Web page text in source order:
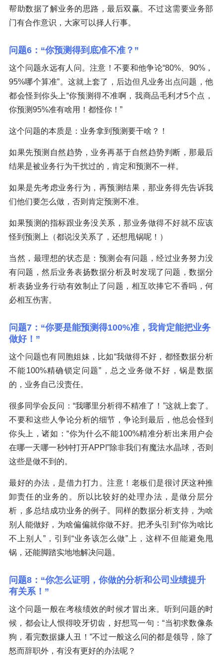
帮助数据了解业务的思路，最后双赢。不过这需要业务部
门有合作意识，大家可以择人行事。
问题6：“你预测得到底准不准？”
这个问题永远有人问。注意！不要和他争论“80%、90%，
95%哪个算准”。这就上套了，后边但凡业务出点问题，他
都会怪到你头上“你预测得不准啊，我商品毛利才5个点，
你预测95%准有啥用！都怪你！”
这个问题的本质是：业务拿到预测要干啥？！
如果先预测自然趋势，业务再基于自然趋势判断，那最后
结果是被业务行为干扰过的，肯定和预测不一样。
如果是先考虑业务行为，再预测结果，那业务得先告诉我
们他们要怎么做，否则肯定预测不准。
如果预测的指标跟业务没关系，那业务做得不好就不应该
怪到预测上（都说没关系了，还想甩锅呢！）
当然，最理想的状态是：预测会有问题，经过业务努力没
有问题，然后业务表扬数据分析及时发现了问题，数据分
析表扬业务行动有效制止了问题，相互吹捧它不香吗，何
必相互伤害。
问题7：“你要是能预测得100%准，我肯定能把业务
做好！”
这个问题也有同胞姐妹，比如“我做得不好，都怪数据分析
不能100%精确锁定问题”，总之业务做不好，锅是数据
的，业务自己没责任。
很多同学会反问：“我哪里分析得不精准了！”这就上套了。
不要和这些人争论分析的细节，争论到最后，他总会怪到
你头上，诸如：“你为什么不能100%精准分析出来用户会
在哪一天哪一秒钟打开APP!”除非我们有魔法水晶球，否则
这些是做不到的。
最好的办法，是借力打力。注意！老板们是很讨厌这种推
卸责任的业务的。所以比较好的处理办法，是做分层分
析，多总结成功业务的例子。同样的数据分析支持，为啥
别人能做好，为啥偏偏就你做不好。把矛头引到“你为啥比
不上别人”，引到“业务该怎么做”上，这样不但能避免甩
锅，还能脚踏实地地解决问题。
问题8：“你怎么证明，你做的分析和公司业绩提升
有关系！”
这个问题一般在考核绩效的时候才冒出来。听到问题的时
候，都会让人恨得咬牙切齿，好想骂一句：“当初求数像条
狗，看完数据嫌人丑！”不过一般这么问的都是领导，除了
怒而辞职外，有没有更好的办法呢？